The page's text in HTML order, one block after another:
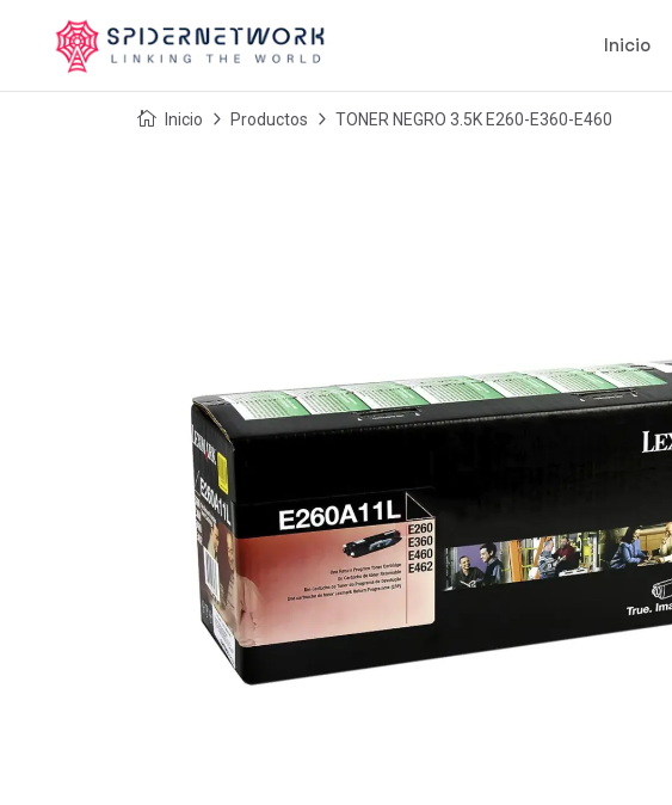
Inicio
Inicio Productos TONER NEGRO 3.5K E260-E360-E460